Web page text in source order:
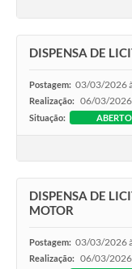
DISPENSA DE
Postagem: 03/03/2026
Realização: 06/03/
Situação: ABERTO
DISPENSA DE
MOTOR
Postagem: 03/03/2026
Realização: 06/03/